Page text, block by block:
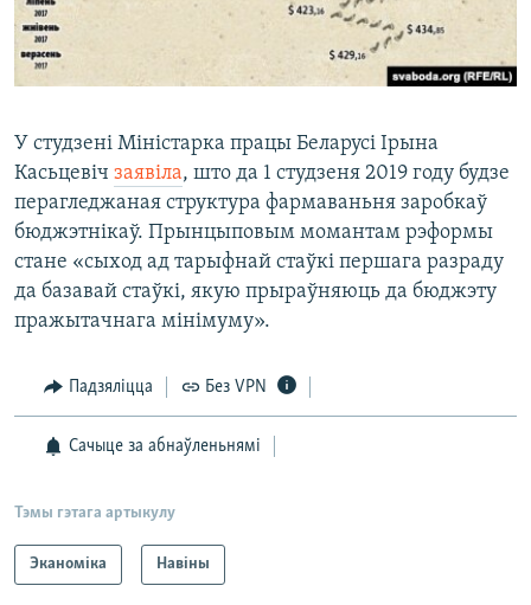
У студзені Міністарка працы Беларусі Ірына
Касьцевіч заявіла, што да 1 студзеня 2019 году будзе
перагледжаная структура фармаваньня заробкаў
бюджэтнікаў. Прынцыповым момантам рэформы
стане «сыход ад тарыфнай стаўкі першага разраду
да базавай стаўкі, якую прыраўняюць да бюджэту
пражытачнага мінімуму».
Падзяліцца Без VPN
Сачыце за абнаўленьнямі
Тэмы гэтага артыкулу
Эканоміка Навіны